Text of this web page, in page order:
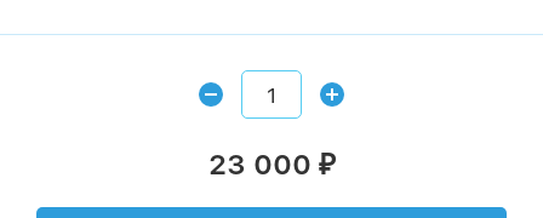
23 000 ₽